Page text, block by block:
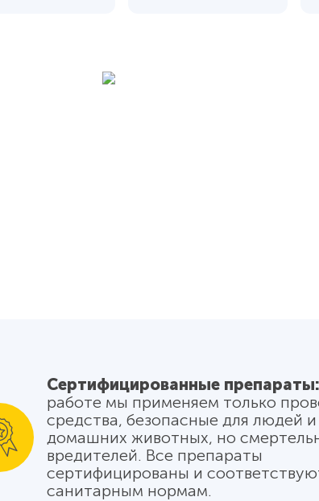
Сертифицированные препараты:
работе мы применяем только
средства, безопасные для людей и
домашних животных, но
вредителей. Все препараты
сертифицированы и
санитарным нормам.